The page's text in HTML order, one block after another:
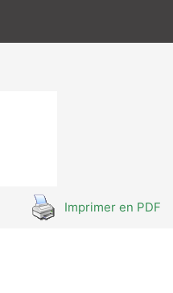
Imprimer en PDF